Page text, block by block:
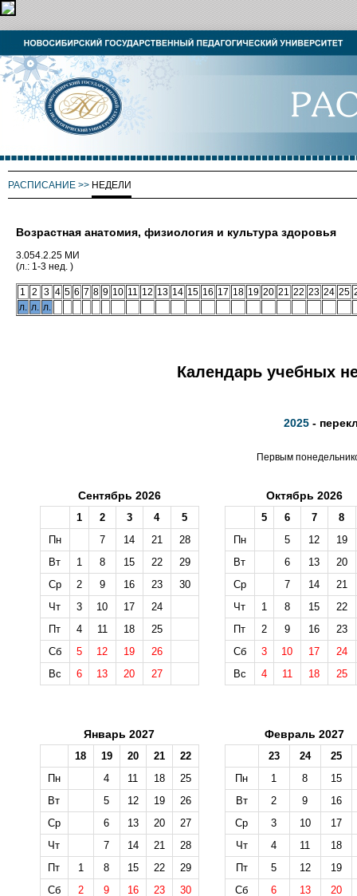
РАСПИСАНИЕ >> НЕДЕЛИ
Возрастная анатомия, физиология и культура здоровья
3.054.2.25 МИ
(л.: 1-3 нед. )
1 2 3 4 5 6 7 8 9 10 11 12 13 14 15 16 17 18 19 20 21 22 23 24 25
л. л. л.
Календарь учебных
2025 -
Первым
Сентябрь 2026
1 2 3 4
5
Пн
7 14 21
28
Вт
1 8 15 22
29
Ср
2 9 16 23
30
Чт
3 10 17
24
Пт
4 11 18
25
Сб
5 12 19
26
Вс
6 13 20 27
Октябрь 2026
5 6 7
8
Пн
5 12
19
Вт
6 13
20
Ср
7 14
21
Чт
1 8 15
22
Пт
2 9 16
23
Сб
3 10 17
24
Вс
4 11 18 25
Январь 2027
18 19 20 21
22
Пн
4 11 18
25
Вт
5 12 19
26
Ср
6 13 20
27
Чт
7 14 21
28
Пт
1 8 15 22
29
Сб
2 9 16 23
30
Февраль 2027
23 24
25
Пн
1 8
15
Вт
2 9
16
Ср
3 10
17
Чт
4 11
18
Пт
5 12
19
Сб
6 13
20